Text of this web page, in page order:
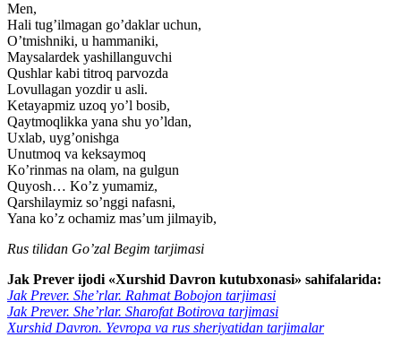
Men,
Hali tug’ilmagan go’daklar uchun,
O’tmishniki, u hammaniki,
Maysalardek yashillanguvchi
Qushlar kabi titroq parvozda
Lovullagan yozdir u asli.
Ketayapmiz uzoq yo’l bosib,
Qaytmoqlikka yana shu yo’ldan,
Uxlab, uyg’onishga
Unutmoq va keksaymoq
Ko’rinmas na olam, na gulgun
Quyosh… Ko’z yumamiz,
Qarshilaymiz so’nggi nafasni,
Yana ko’z ochamiz mas’um jilmayib,
Rus tilidan Go’zal Begim tarjimasi
Jak Prever ijodi «Xurshid Davron kutubxonasi» sahifalarida:
Jak Prever. She’rlar. Rahmat Bobojon tarjimasi
Jak Prever. She’rlar. Sharofat Botirova tarjimasi
Xurshid Davron. Yevropa va rus sheriyatidan tarjimalar